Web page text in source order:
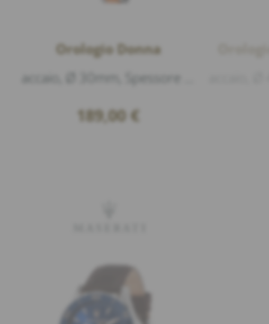
Orologio Donna
189,00 €